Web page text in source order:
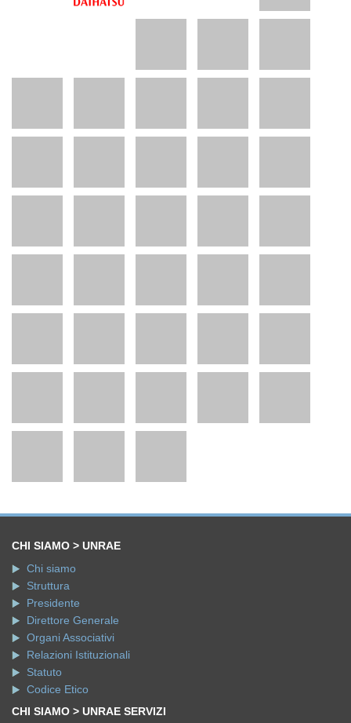
CHI SIAMO > UNRAE
Chi siamo
Struttura
Presidente
Direttore Generale
Organi Associativi
Relazioni Istituzionali
Statuto
Codice Etico
CHI SIAMO > UNRAE SERVIZI